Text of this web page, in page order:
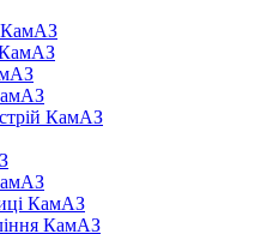
КамАЗ
КамАЗ
КамАЗ
КамАЗ
КамАЗ